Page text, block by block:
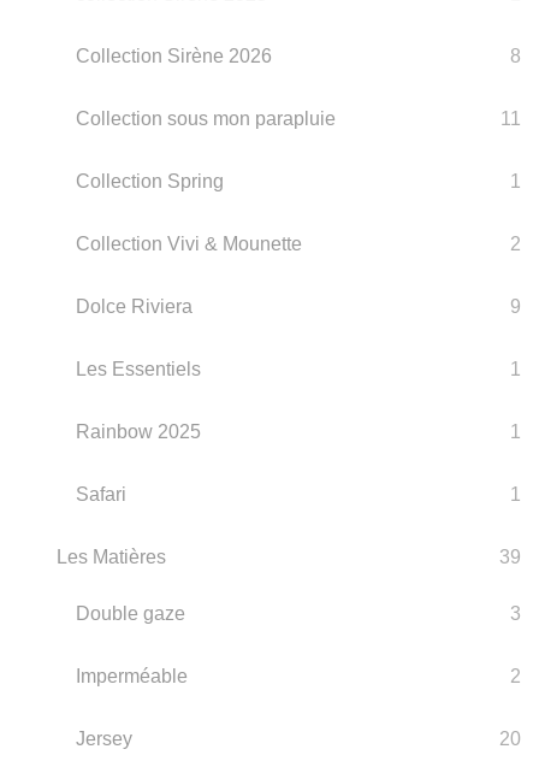
Collection Sirène 2026 8
Collection sous mon parapluie 11
Collection Spring 1
Collection Vivi & Mounette 2
Dolce Riviera 9
Les Essentiels 1
Rainbow 2025 1
Safari 1
Les Matières 39
Double gaze 3
Imperméable 2
Jersey 20